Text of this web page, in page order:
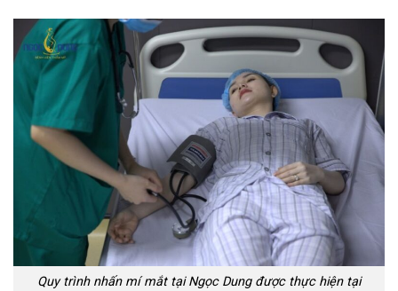
Quy trình nhấn mí mắt tại Ngọc Dung được thực hiện tại